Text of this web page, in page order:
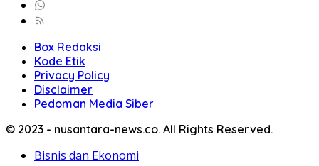
Box Redaksi
Kode Etik
Privacy Policy
Disclaimer
Pedoman Media Siber
© 2023 - nusantara-news.co. All Rights Reserved.
Bisnis dan Ekonomi